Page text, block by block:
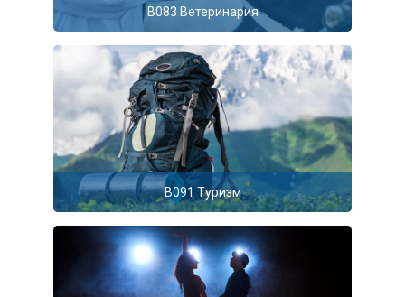
B083 Ветеринария
B091 Туризм